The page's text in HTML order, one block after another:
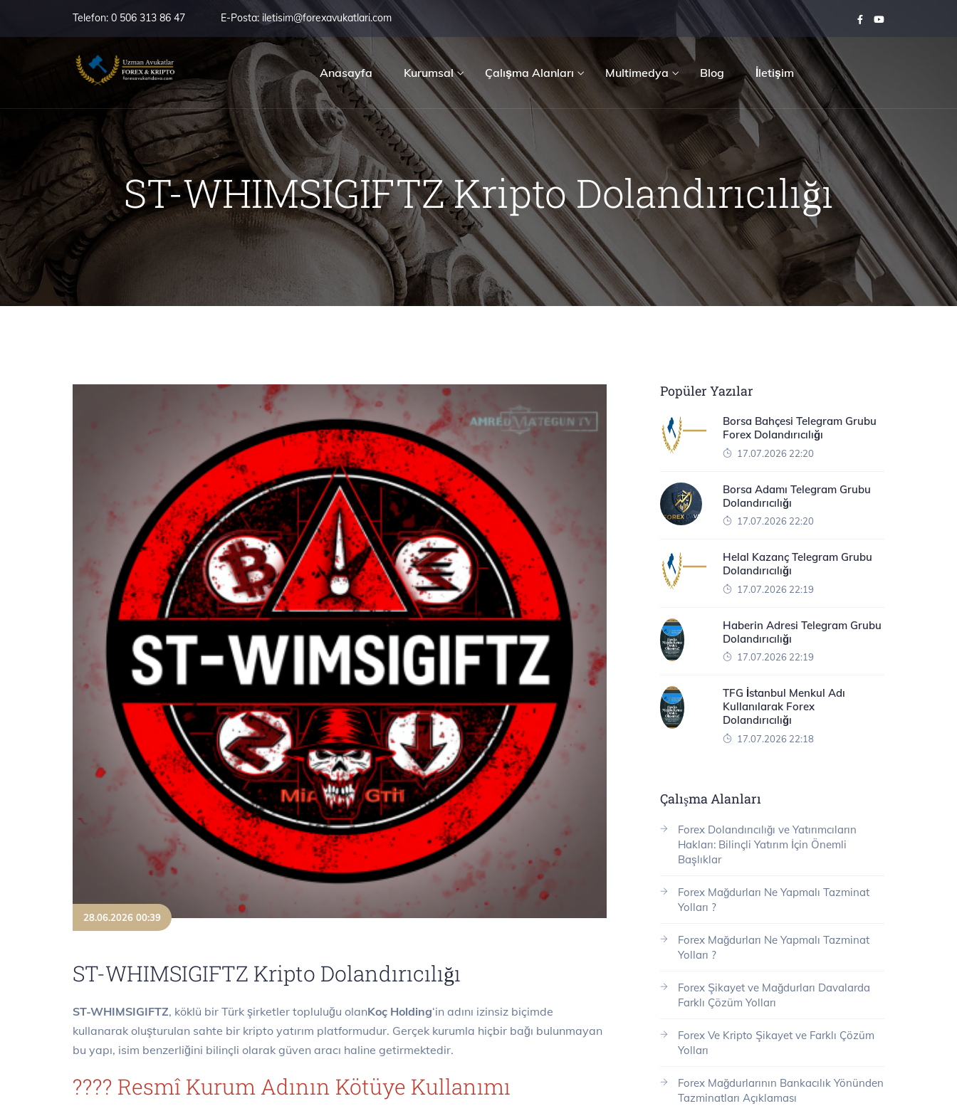
Telefon: 0 506 313 86 47 E-Posta: iletisim@forexavukatlari.com
Anasayfa Kurumsal Çalışma Alanları Multimedya Blog İletişim
ST-WHIMSIGIFTZ Kripto Dolandırıcılığı
28.06.2026 00:39
ST-WHIMSIGIFTZ Kripto Dolandırıcılığı
ST-WHIMSIGIFTZ, köklü bir Türk şirketler topluluğu olanKoç Holding‘in adını izinsiz biçimde
kullanarak oluşturulan sahte bir kripto yatırım platformudur. Gerçek kurumla hiçbir bağı bulunmayan
bu yapı, isim benzerliğini bilinçli olarak güven aracı haline getirmektedir.
???? Resmî Kurum Adının Kötüye Kullanımı
Popüler Yazılar
Borsa Bahçesi Telegram Grubu
Forex Dolandırıcılığı
17.07.2026 22:20
Borsa Adamı Telegram Grubu
Dolandırıcılığı
17.07.2026 22:20
Helal Kazanç Telegram Grubu
Dolandırıcılığı
17.07.2026 22:19
Haberin Adresi Telegram Grubu
Dolandırıcılığı
17.07.2026 22:19
TFG İstanbul Menkul Adı
Kullanılarak Forex
Dolandırıcılığı
17.07.2026 22:18
Çalışma Alanları
Forex Dolandırıcılığı ve Yatırımcıların
Hakları: Bilinçli Yatırım İçin Önemli
Başlıklar
Forex Mağdurları Ne Yapmalı Tazminat
Yolları ?
Forex Mağdurları Ne Yapmalı Tazminat
Yolları ?
Forex Şikayet ve Mağdurları Davalarda
Farklı Çözüm Yolları
Forex Ve Kripto Şikayet ve Farklı Çözüm
Yolları
Forex Mağdurlarının Bankacılık Yönünden
Tazminatları Açıklaması